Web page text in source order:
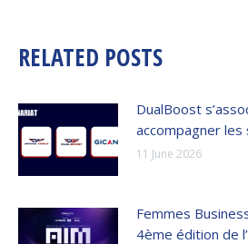
RELATED POSTS
DualBoost
accompagner
11 June 2026
Femmes
4ème édition de